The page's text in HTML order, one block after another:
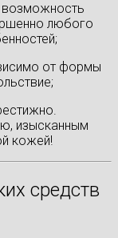
возможность
любого
от формы
изысканным
кожей!
средств